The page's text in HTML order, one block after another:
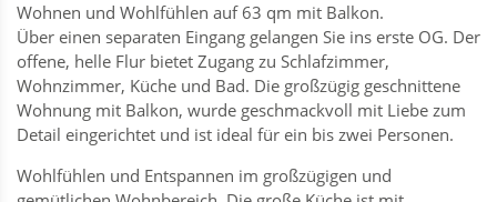
Wohnen und Wohlfühlen auf 63 qm mit Balkon.
Über einen separaten Eingang gelangen Sie ins erste OG. Der
offene, helle Flur bietet Zugang zu Schlafzimmer,
Wohnzimmer, Küche und Bad. Die großzügig geschnittene
Wohnung mit Balkon, wurde geschmackvoll mit Liebe zum
Detail eingerichtet und ist ideal für ein bis zwei Personen.
Wohlfühlen und Entspannen im großzügigen und